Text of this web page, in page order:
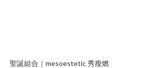
聖誕組合｜mesoestetic 秀瘦燃